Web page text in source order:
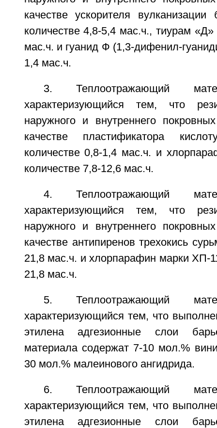
качестве ускорителя
количестве 4,8-5,4 мас.ч., тиурам
мас.ч. и гуанид Ф (1,3-дифенил-
1,4 мас.ч.
3. Теплоотражающий
характеризующийся тем, что
наружного и внутреннего
качестве пластификатора
количестве 0,8-1,4 мас.ч. и
количестве 7,8-12,6 мас.ч.
4. Теплоотражающий
характеризующийся тем, что
наружного и внутреннего
качестве антипиренов трехокись
21,8 мас.ч. и хлорпарафин марки ХП-
21,8 мас.ч.
5. Теплоотражающий
характеризующийся тем, что
этилена адгезионные слои
материала содержат 7-10 мол.%
30 мол.% малеинового ангидрида.
6. Теплоотражающий
характеризующийся тем, что
этилена адгезионные слои